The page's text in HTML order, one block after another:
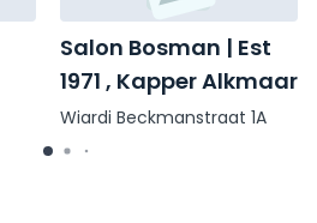
Salon Bosman | Est
1971 , Kapper Alkmaar
Wiardi Beckmanstraat 1A